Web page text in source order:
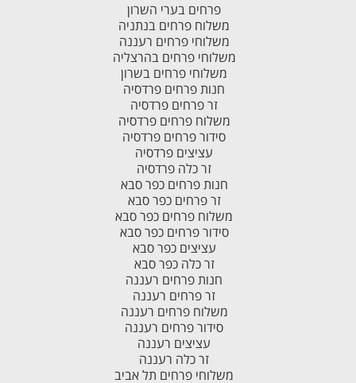
פרחים בערי השרון
משלוח פרחים בנתניה
משלוחי פרחים רעננה
משלוחי פרחים בהרצליה
משלוחי פרחים בשרון
חנות פרחים פרדסיה
זר פרחים פרדסיה
משלוח פרחים פרדסיה
סידור פרחים פרדסיה
עציצים פרדסיה
זר כלה פרדסיה
חנות פרחים כפר סבא
זר פרחים כפר סבא
משלוח פרחים כפר סבא
סידור פרחים כפר סבא
עציצים כפר סבא
זר כלה כפר סבא
חנות פרחים רעננה
זר פרחים רעננה
משלוח פרחים רעננה
סידור פרחים רעננה
עציצים רעננה
זר כלה רעננה
משלוחי פרחים תל אביב